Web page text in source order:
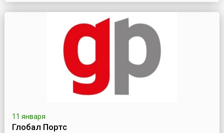
11 января
Глобал Портс